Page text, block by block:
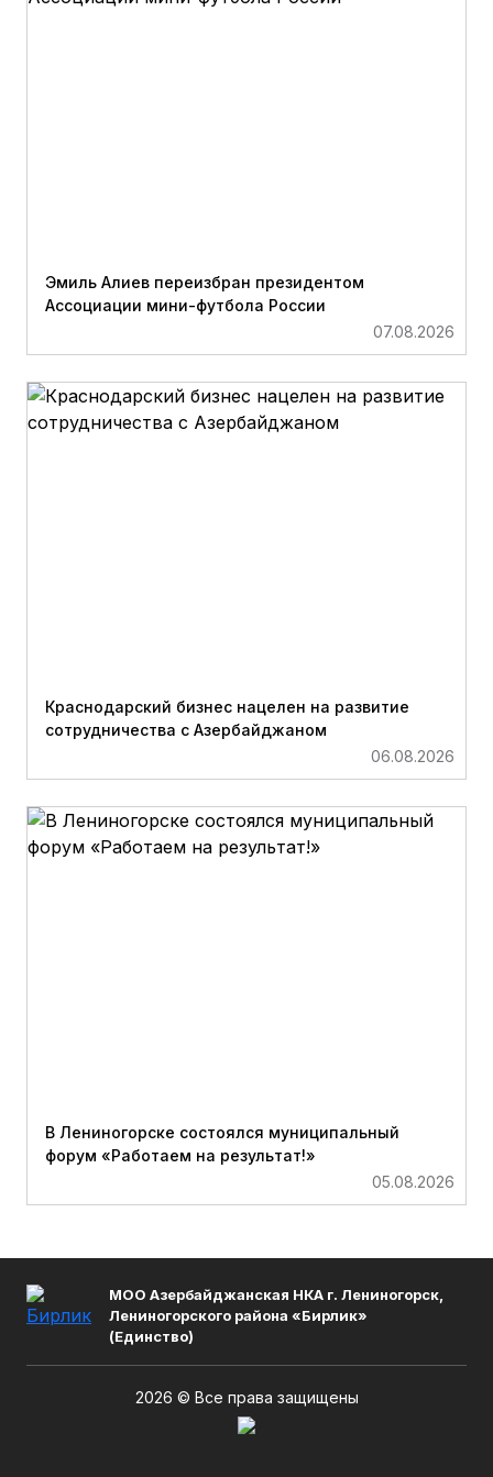
Эмиль Алиев переизбран президентом
Ассоциации мини-футбола России
07.08.2026
Краснодарский бизнес нацелен на развитие
сотрудничества с Азербайджаном
06.08.2026
В Лениногорске состоялся муниципальный
форум «Работаем на результат!»
05.08.2026
МОО Азербайджанская НКА г. Лениногорск,
Лениногорского района «Бирлик»
(Единство)
2026 © Все права защищены